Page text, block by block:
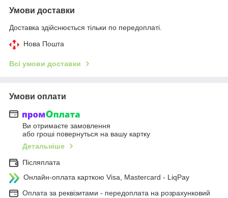
Умови доставки
Доставка здійснюється тільки по передоплаті.
Нова Пошта
Всі умови доставки
Умови оплати
Ви отримаєте замовлення
або гроші повернуться на вашу картку
Детальніше
Післяплата
Онлайн-оплата карткою Visa, Mastercard - LiqPay
Оплата за реквізитами - передоплата на розрахунковий